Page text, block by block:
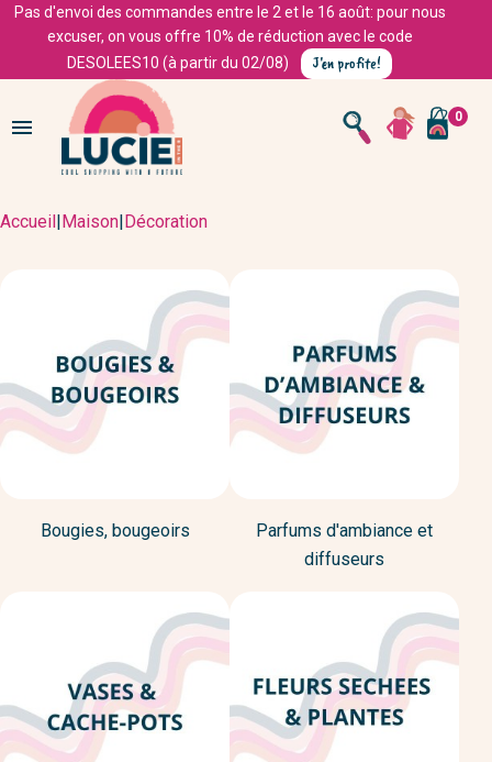
Pas d'envoi des commandes entre le 2 et le 16 août: pour nous
excuser, on vous offre 10% de réduction avec le code
DESOLEES10 (à partir du 02/08)
J'en profite!
 0
Accueil|Maison|Décoration
Bougies, bougeoirs
Parfums d'ambiance et
diffuseurs